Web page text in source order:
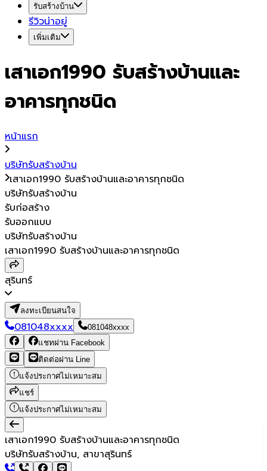
รับสร้างบ้าน
รีวิวน่าอยู่
เพิ่มเติม
เสาเอก1990 รับสร้างบ้านและ
อาคารทุกชนิด
หน้าแรก
บริษัทรับสร้างบ้าน
เสาเอก1990 รับสร้างบ้านและอาคารทุกชนิด
บริษัทรับสร้างบ้าน
รับก่อสร้าง
รับออกแบบ
บริษัทรับสร้างบ้าน
เสาเอก1990 รับสร้างบ้านและอาคารทุกชนิด
สุรินทร์
ลงทะเบียนสนใจ
081048xxxx
081048xxxx
แชทผ่าน Facebook
ติดต่อผ่าน Line
แจ้งประกาศไม่เหมาะสม
แชร์
แจ้งประกาศไม่เหมาะสม
เสาเอก1990 รับสร้างบ้านและอาคารทุกชนิด
บริษัทรับสร้างบ้าน, สาขาสุรินทร์